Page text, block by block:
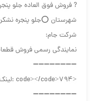
? فروش فوق العاده جلو
شهرستان ⭕️جلو پنجره
شرکت جام:
نمایندگی رسمی فروش
➖➖➖➖➖➖➖➖
<code></code>794 :لینک کانال تلگرام
➖➖➖➖➖➖➖➖